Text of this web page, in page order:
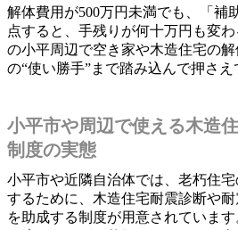
解体費用が500万円未満でも、「補
点すると、手残りが何十万円も変
の小平周辺で空き家や木造住宅の
の“使い勝手”まで踏み込んで押さえ
小平市や周辺で使える木造
制度の実態
小平市や近隣自治体では、老朽住
するために、木造住宅耐震診断や
を助成する制度が用意されていま